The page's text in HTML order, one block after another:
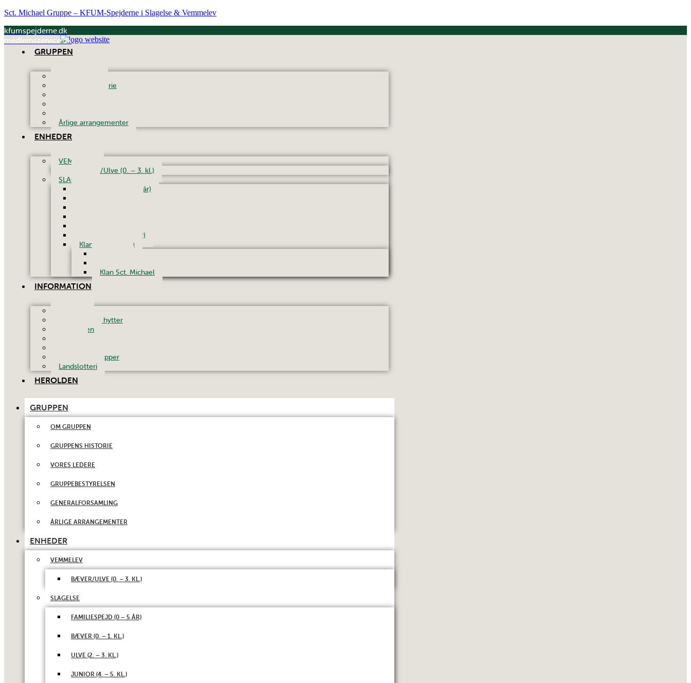
Sct. Michael Gruppe – KFUM-Spejderne i Slagelse & Vemmelev
kfumspejderne.dk
medlemsservice.dk
GRUPPEN
Gruppens historie
Årlige arrangementer
ENHEDER
VEMMELEV
Bæver/Ulve (0. – 3. kl.)
SLAGELSE
Familiespejd (0 – 5 år)
Senior (9. kl. – 17 år)
Klanerne (18+ år)
Klan Sct. Michael
INFORMATION
Faciliteter og hytter
Uniformen
Facebook-grupper
Landslotteri
HEROLDEN
GRUPPEN
OM GRUPPEN
GRUPPENS HISTORIE
VORES LEDERE
GRUPPEBESTYRELSEN
GENERALFORSAMLING
ÅRLIGE ARRANGEMENTER
ENHEDER
VEMMELEV
BÆVER/ULVE (0. – 3. KL.)
SLAGELSE
FAMILIESPEJD (0 – 5 ÅR)
BÆVER (0. – 1. KL.)
ULVE (2. – 3. KL.)
JUNIOR (4. – 5. KL.)